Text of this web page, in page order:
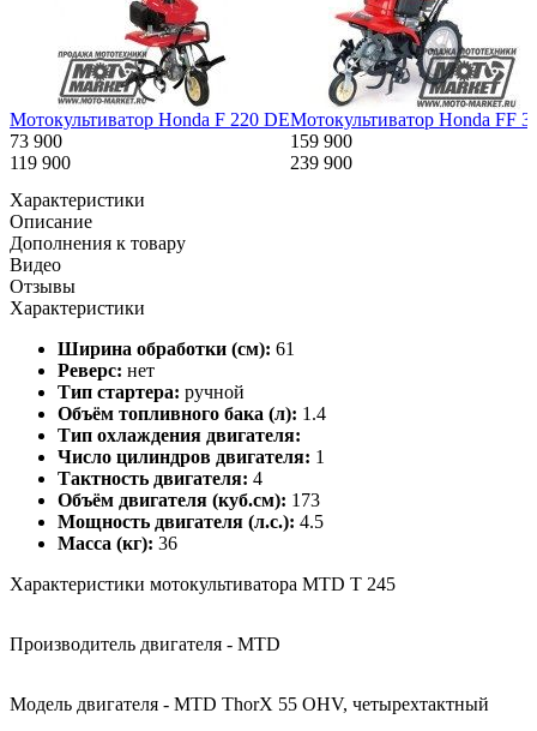
Мотокультиватор Honda F 220 DE
73 900
119 900
Мотокультиватор Honda FF
159 900
239 900
Характеристики
Описание
Дополнения к товару
Видео
Отзывы
Характеристики
Ширина обработки (см): 61
Реверс: нет
Тип стартера: ручной
Объём топливного бака (л): 1.4
Тип охлаждения двигателя:
Число цилиндров двигателя: 1
Тактность двигателя: 4
Объём двигателя (куб.см): 173
Мощность двигателя (л.с.): 4.5
Масса (кг): 36
Характеристики мотокультиватора MTD T 245
Производитель двигателя - MTD
Модель двигателя - MTD ThorX 55 OHV, четырехтактный